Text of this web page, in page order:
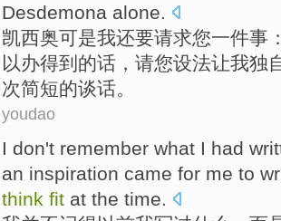
Desdemona alone.
凯西奥可是我还要请求您一件事
以办得到的话，请您设法让我独
次简短的谈话。
youdao
I don't remember what I had
an inspiration came for me to
think fit at the time.